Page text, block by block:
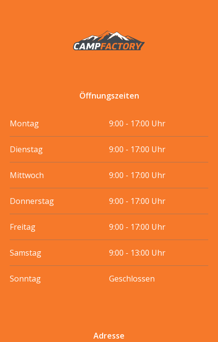
Öffnungszeiten
Montag 9:00 - 17:00 Uhr
Dienstag 9:00 - 17:00 Uhr
Mittwoch 9:00 - 17:00 Uhr
Donnerstag 9:00 - 17:00 Uhr
Freitag 9:00 - 17:00 Uhr
Samstag 9:00 - 13:00 Uhr
Sonntag Geschlossen
Adresse